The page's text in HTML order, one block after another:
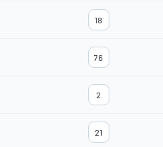
18
76
2
21